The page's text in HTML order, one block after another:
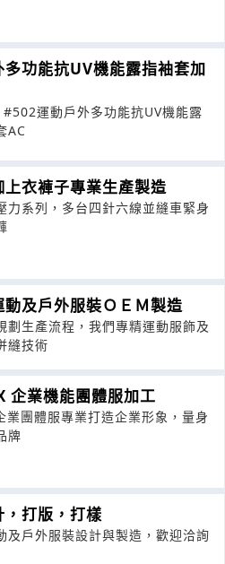
多功能抗UV機能露指袖套加
運動戶外多功能抗UV機能露
AC
上衣褲子專業生產製造
力系列，多台四針六線並縫車緊身
動及戶外服裝ＯＥＭ製造
劃生產流程，我們專精運動服飾及
縫技術
企業機能團體服加工
業團體服專業打造企業形象，量身
牌
，打版，打樣
及戶外服裝設計與製造，歡迎洽詢